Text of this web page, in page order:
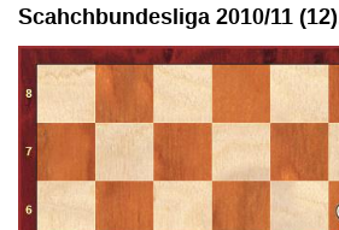
Scahchbundesliga 2010/11